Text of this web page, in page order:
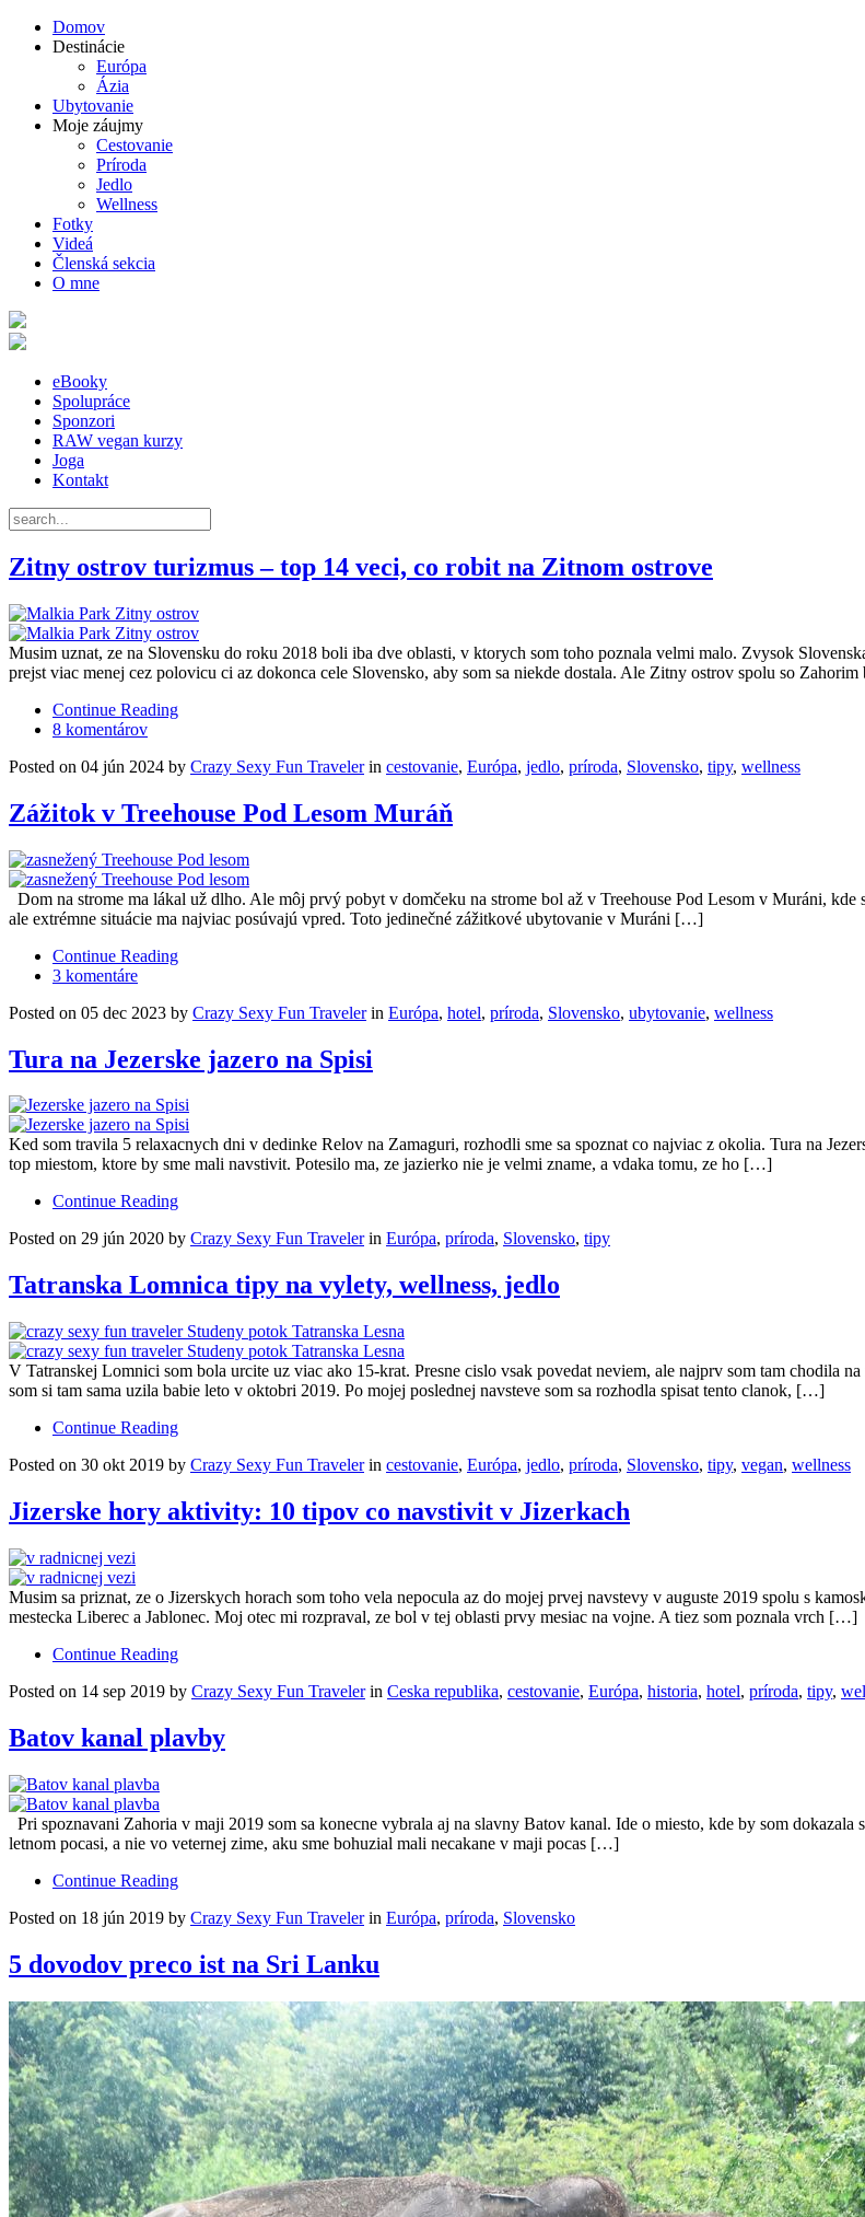
Domov
Destinácie
Európa
Ázia
Ubytovanie
Moje záujmy
Cestovanie
Príroda
Jedlo
Wellness
Fotky
Videá
Členská sekcia
O mne
eBooky
Spolupráce
Sponzori
RAW vegan kurzy
Joga
Kontakt
Zitny ostrov turizmus – top 14 veci, co robit na Zitnom ostrove
Musim uznat, ze na Slovensku do roku 2018 boli iba dve oblasti, v ktorych som toho poznala velmi malo. Zvysok
prejst viac menej cez polovicu ci az dokonca cele Slovensko, aby som sa niekde dostala. Ale Zitny ostrov spolu so
Continue Reading
8 komentárov
Posted on 04 jún 2024 by Crazy Sexy Fun Travelerin cestovanie, Európa, jedlo, príroda, Slovensko, tipy, wellness
Zážitok v Treehouse Pod Lesom Muráň
Dom na strome ma lákal už dlho. Ale môj prvý pobyt v domčeku na strome bol až v Treehouse Pod Lesom v Muráni,
ale extrémne situácie ma najviac posúvajú vpred. Toto jedinečné zážitkové ubytovanie v Muráni […]
Continue Reading
3 komentáre
Posted on 05 dec 2023 by Crazy Sexy Fun Travelerin Európa, hotel, príroda, Slovensko, ubytovanie, wellness
Tura na Jezerske jazero na Spisi
Ked som travila 5 relaxacnych dni v dedinke Relov na Zamaguri, rozhodli sme sa spoznat co najviac z okolia. Tura na
top miestom, ktore by sme mali navstivit. Potesilo ma, ze jazierko nie je velmi zname, a vdaka tomu, ze ho […]
Continue Reading
Posted on 29 jún 2020 by Crazy Sexy Fun Travelerin Európa, príroda, Slovensko, tipy
Tatranska Lomnica tipy na vylety, wellness, jedlo
V Tatranskej Lomnici som bola urcite uz viac ako 15-krat. Presne cislo vsak povedat neviem, ale najprv som tam chodila
som si tam sama uzila babie leto v oktobri 2019. Po mojej poslednej navsteve som sa rozhodla spisat tento clanok, […]
Continue Reading
Posted on 30 okt 2019 by Crazy Sexy Fun Travelerin cestovanie, Európa, jedlo, príroda, Slovensko, tipy, vegan, wellness
Jizerske hory aktivity: 10 tipov co navstivit v Jizerkach
Musim sa priznat, ze o Jizerskych horach som toho vela nepocula az do mojej prvej navstevy v auguste 2019 spolu s
mestecka Liberec a Jablonec. Moj otec mi rozpraval, ze bol v tej oblasti prvy mesiac na vojne. A tiez som poznala vrch […]
Continue Reading
Posted on 14 sep 2019 by Crazy Sexy Fun Travelerin Ceska republika, cestovanie, Európa, historia, hotel, príroda, tipy,
Batov kanal plavby
Pri spoznavani Zahoria v maji 2019 som sa konecne vybrala aj na slavny Batov kanal. Ide o miesto, kde by som
letnom pocasi, a nie vo veternej zime, aku sme bohuzial mali necakane v maji pocas […]
Continue Reading
Posted on 18 jún 2019 by Crazy Sexy Fun Travelerin Európa, príroda, Slovensko
5 dovodov preco ist na Sri Lanku